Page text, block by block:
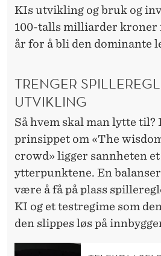
KIs utvikling og bruk og
100-talls milliarder
år for å bli den dominante
TRENGER
UTVIKLING
Så hvem skal man lytte
prinsippet om «The
crowd» ligger sannheten
ytterpunktene. En
være å få på plass
KI og et testregime som
den slippes løs på